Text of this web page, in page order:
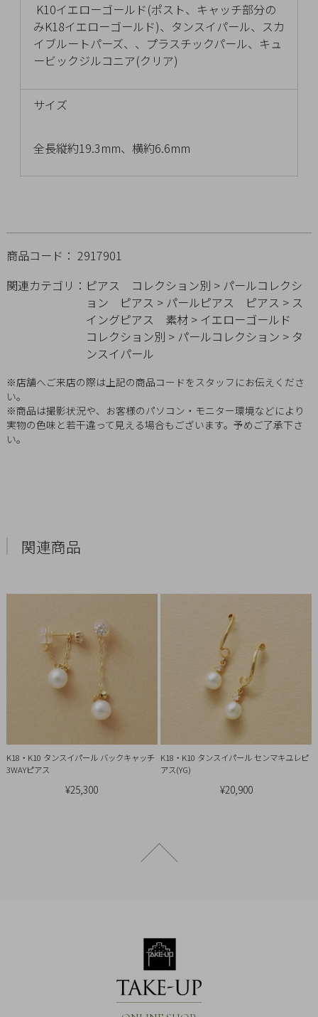
K10イエローゴールド(ポスト、キャッチ部分の
みK18イエローゴールド)、タンスイパール、スカ
イブルートパーズ、、プラスチックパール、キュ
ービックジルコニア(クリア)
サイズ
全長縦約19.3mm、横約6.6mm
商品コード： 2917901
関連カテゴリ： ピアス コレクション別 > パールコレクシ
ョン
ピアス > パールピアス ピアス > ス
イングピアス
素材 > イエローゴールド
コレクション別 > パールコレクション > タ
ンスイパール
※店舗へご来店の際は上記の商品コードをスタッフにお伝えくださ
い。
※商品は撮影状況や、お客様のパソコン・モニター環境などにより
実物の色味と若干違って見える場合もございます。予めご了承下さ
い。
関連商品
K18・K10 タンスイパール バックキャッチ
3WAYピアス
¥25,300
K18・K10 タンスイパール センマキユレピ
アス(YG)
¥20,900
ページトップへ戻る
ェ
ッ
た
商
利
Q&A
SHOP
ラ